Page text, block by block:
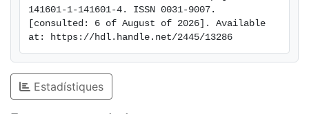
141601-1-141601-4. ISSN 0031-9007.
[consulted: 6 of August of 2026]. Available
at: https://hdl.handle.net/2445/13286
Estadístiques